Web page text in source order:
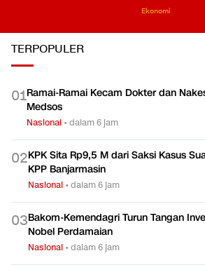
Ekonomi
TERPOPULER
01Ramai-Ramai Kecam Dokter dan
Medsos
Nasional •dalam 6 jam
02KPK Sita Rp9,5 M dari Saksi Kasus
KPP Banjarmasin
Nasional •dalam 6 jam
03Bakom-Kemendagri Turun Tangan
Nobel Perdamaian
Nasional •dalam 6 jam